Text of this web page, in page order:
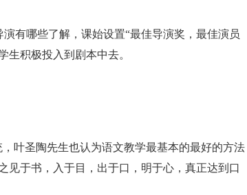
有哪些了解，课始设置“最佳导演奖，最佳演员
生积极投入到剧本中去。
叶圣陶先生也认为语文教学最基本的最好的方法
见于书，入于目，出于口，明于心，真正达到口